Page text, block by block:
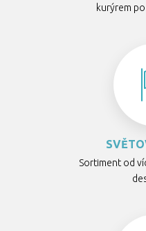
kurýrem po
Sortiment od